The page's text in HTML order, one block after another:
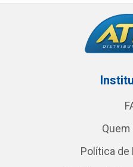
Quem
Política de